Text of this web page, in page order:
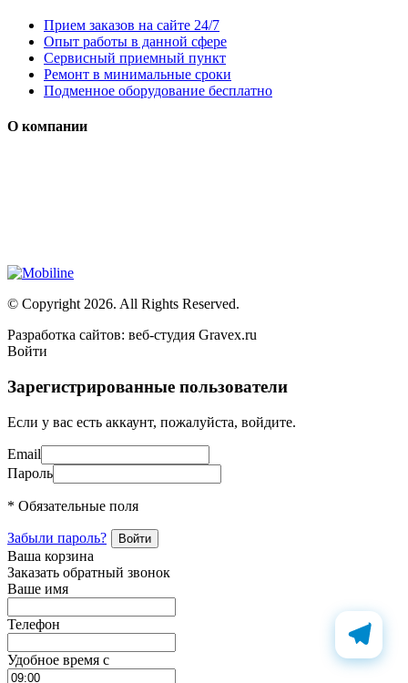
Прием заказов на сайте 24/7
Опыт работы в данной сфере
Сервисный приемный пункт
Ремонт в минимальные сроки
Подменное оборудование бесплатно
О компании
© Copyright 2026. All Rights Reserved.
Разработка сайтов: веб-студия Gravex.ru
Войти
Зарегистрированные пользователи
Если у вас есть аккаунт, пожалуйста, войдите.
Email
Пароль
* Обязательные поля
Забыли пароль?
Ваша корзина
Заказать обратный звонок
Ваше имя
Телефон
Удобное время c